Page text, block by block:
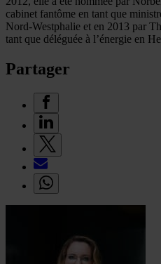
cabinet fantôme en tant que
Nord-Westphalie et en 2013 par
tant que déléguée à l’énergie en
Partager